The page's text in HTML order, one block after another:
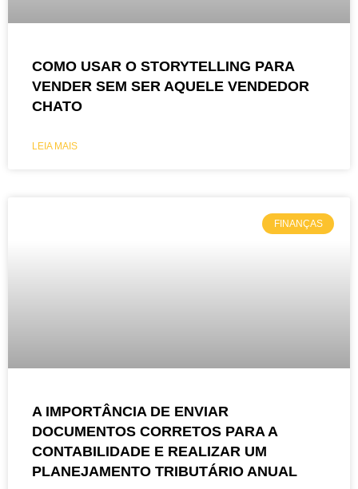
COMO USAR O STORYTELLING PARA
VENDER SEM SER AQUELE VENDEDOR
CHATO
LEIA MAIS
FINANÇAS
A IMPORTÂNCIA DE ENVIAR
DOCUMENTOS CORRETOS PARA A
CONTABILIDADE E REALIZAR UM
PLANEJAMENTO TRIBUTÁRIO ANUAL